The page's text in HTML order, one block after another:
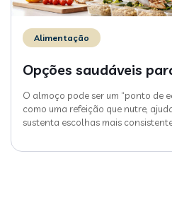
Alimentação
Opções saudáveis
O almoço pode ser um “ponto de
como uma refeição que nutre,
sustenta escolhas mais